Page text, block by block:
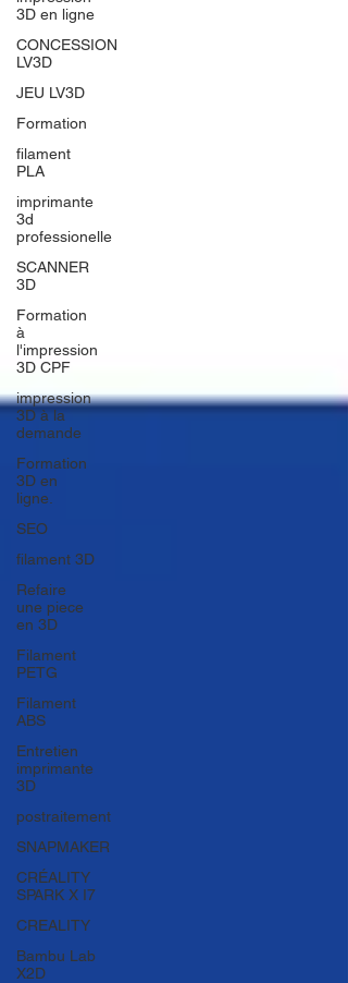
3D en ligne
CONCESSION
LV3D
JEU LV3D
Formation
filament
PLA
imprimante
3d
professionelle
SCANNER
3D
Formation
à
l'impression
3D CPF
impression
3D à la
demande
Formation
3D en
ligne.
SEO
filament 3D
Refaire
une piece
en 3D
Filament
PETG
Filament
ABS
Entretien
imprimante
3D
postraitement
SNAPMAKER
CRÉALITY
SPARK X I7
CREALITY
Bambu Lab
X2D